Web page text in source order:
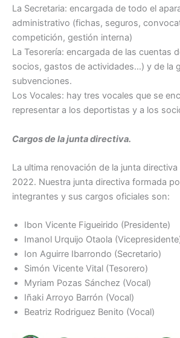
La Secretaria: encargada de todo el
administrativo (fichas, seguros,
competición, gestión interna)
La Tesorería: encargada de las cuentas
socios, gastos de actividades…) y de la
subvenciones.
Los Vocales: hay tres vocales que se
representar a los deportistas y a los
Cargos de la junta directiva.
La ultima renovación de la junta
2022. Nuestra junta directiva formada
integrantes y sus cargos oficiales son:
Ibon Vicente Figueirido (Presidente)
Imanol Urquijo Otaola
Ion Aguirre Ibarrondo (Secretario)
Simón Vicente Vital (Tesorero)
Myriam Pozas Sánchez (Vocal)
Iñaki Arroyo Barrón (Vocal)
Beatriz Rodriguez Benito (Vocal)